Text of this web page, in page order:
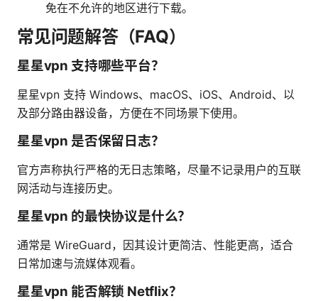
免在不允许的地区进行下载。
常见问题解答（FAQ）
星星vpn 支持哪些平台？
星星vpn 支持 Windows、macOS、iOS、Android、以
及部分路由器设备，方便在不同场景下使用。
星星vpn 是否保留日志？
官方声称执行严格的无日志策略，尽量不记录用户的互联
网活动与连接历史。
星星vpn 的最快协议是什么？
通常是 WireGuard，因其设计更简洁、性能更高，适合
日常加速与流媒体观看。
星星vpn 能否解锁 Netflix？